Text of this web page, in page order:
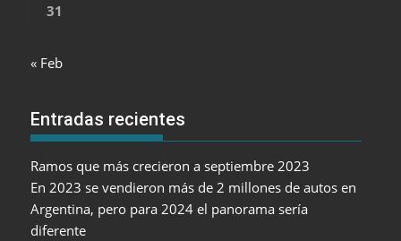
31
« Feb
Entradas recientes
Ramos que más crecieron a septiembre 2023
En 2023 se vendieron más de 2 millones de autos en
Argentina, pero para 2024 el panorama sería
diferente